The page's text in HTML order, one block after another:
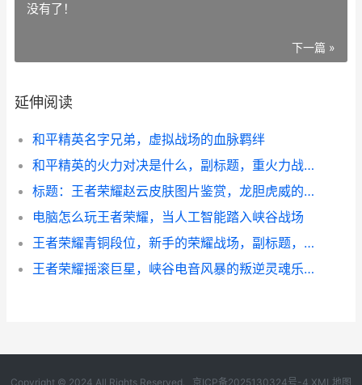
没有了！
下一篇 »
延伸阅读
和平精英名字兄弟，虚拟战场的血脉羁绊
和平精英的火力对决是什么，副标题，重火力战场的颠覆性狂欢
标题：王者荣耀赵云皮肤图片鉴赏，龙胆虎威的视觉盛宴副标题：银甲龙枪掠影，引擎之心轰鸣
电脑怎么玩王者荣耀，当人工智能踏入峡谷战场
王者荣耀青铜段位，新手的荣耀战场，副标题，一段旅程的真诚起点
王者荣耀摇滚巨星，峡谷电音风暴的叛逆灵魂乐章
Copyright © 2024 All Rights Reserved. 京ICP备2025130324号-4 XML地图